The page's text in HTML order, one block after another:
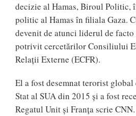
decizie al Hamas, Biroul Politic,
politic al Hamas în filiala Gaza.
devenit de atunci liderul de
potrivit cercetărilor Consiliului
Relații Externe (ECFR).
El a fost desemnat terorist
Stat al SUA din 2015 și a fost
Regatul Unit și Franța scrie